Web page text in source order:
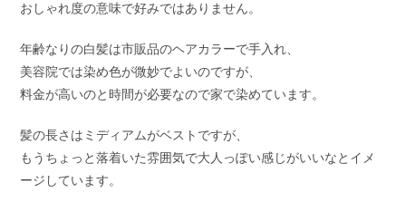
おしゃれ度の意味で好みではありません。
年齢なりの白髪は市販品のヘアカラーで手入れ、
美容院では染め色が微妙でよいのですが、
料金が高いのと時間が必要なので家で染めています。
髪の長さはミディアムがベストですが、
もうちょっと落着いた雰囲気で大人っぽい感じがいいなとイメ
ージしています。